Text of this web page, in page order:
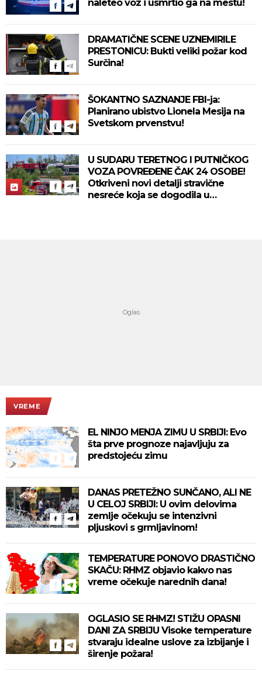
naleteo voz i usmrtio ga na mestu!
DRAMATIČNE SCENE UZNEMIRILE
PRESTONICU: Bukti veliki požar kod
Surčina!
ŠOKANTNO SAZNANJE FBI-ja:
Planirano ubistvo Lionela Mesija na
Svetskom prvenstvu!
U SUDARU TERETNOG I PUTNIČKOG
VOZA POVREĐENE ČAK 24 OSOBE!
Otkriveni novi detalji stravične
nesreće koja se dogodila u
VREME
EL NINJO MENJA ZIMU U SRBIJI: Evo
šta prve prognoze najavljuju za
predstojeću zimu
DANAS PRETEŽNO SUNČANO, ALI NE
U CELOJ SRBIJI: U ovim delovima
zemlje očekuju se intenzivni
pljuskovi s grmljavinom!
TEMPERATURE PONOVO DRASTIČNO
SKAČU: RHMZ objavio kakvo nas
vreme očekuje narednih dana!
OGLASIO SE RHMZ! STIŽU OPASNI
DANI ZA SRBIJU Visoke temperature
stvaraju idealne uslove za izbijanje i
širenje požara!